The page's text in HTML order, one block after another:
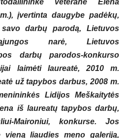
veteranė Elena
įvertinta daugybe padėkų,
darbų parodą, Lietuvos
narė, Lietuvos
darbų parodos-konkurso
laimėti laureatė, 2010 m.
už tapybos darbus, 2008 m.
Lidijos Meškaitytės
iš laureatų tapybos darbų,
Maironiui, konkurse. Jos
liaudies meno galeriją,